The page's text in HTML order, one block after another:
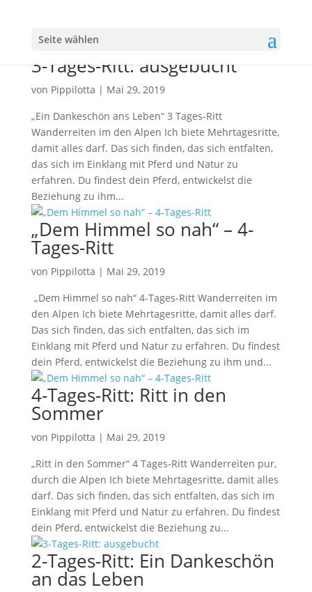
Seite wählen
3-Tages-Ritt: ausgebucht
von Pippilotta | Mai 29, 2019
„Ein Dankeschön ans Leben“ 3 Tages-Ritt
Wanderreiten im den Alpen Ich biete Mehrtagesritte,
damit alles darf. Das sich finden, das sich entfalten,
das sich im Einklang mit Pferd und Natur zu
erfahren. Du findest dein Pferd, entwickelst die
Beziehung zu ihm...
„Dem Himmel so nah“ – 4-
Tages-Ritt
von Pippilotta | Mai 29, 2019
„Dem Himmel so nah“ 4-Tages-Ritt Wanderreiten im
den Alpen Ich biete Mehrtagesritte, damit alles darf.
Das sich finden, das sich entfalten, das sich im
Einklang mit Pferd und Natur zu erfahren. Du findest
dein Pferd, entwickelst die Beziehung zu ihm und...
4-Tages-Ritt: Ritt in den
Sommer
von Pippilotta | Mai 29, 2019
„Ritt in den Sommer“ 4 Tages-Ritt Wanderreiten pur,
durch die Alpen Ich biete Mehrtagesritte, damit alles
darf. Das sich finden, das sich entfalten, das sich im
Einklang mit Pferd und Natur zu erfahren. Du findest
dein Pferd, entwickelst die Beziehung zu...
2-Tages-Ritt: Ein Dankeschön
an das Leben